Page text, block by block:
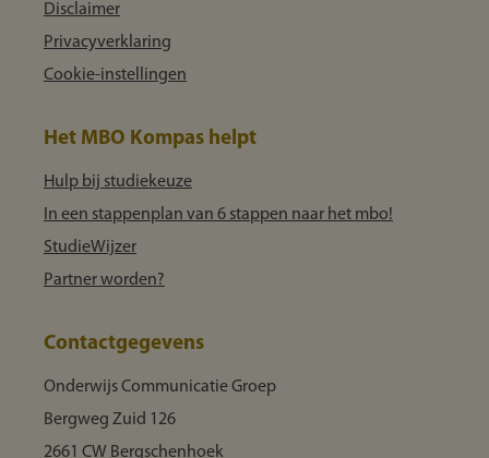
Disclaimer
Privacyverklaring
Cookie-instellingen
Het MBO Kompas helpt
Hulp bij studiekeuze
In een stappenplan van 6 stappen naar het mbo!
StudieWijzer
Partner worden?
Contactgegevens
Onderwijs Communicatie Groep
Bergweg Zuid 126
2661 CW Bergschenhoek